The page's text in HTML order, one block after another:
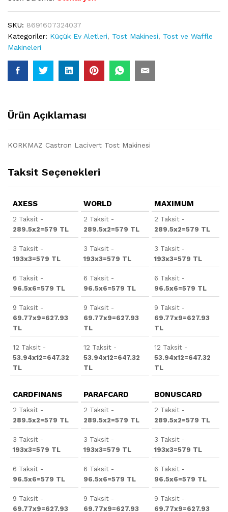
SKU: 8691607324037
Kategoriler: Küçük Ev Aletleri, Tost Makinesi, Tost ve Waffle
Makineleri
Ürün Açıklaması
KORKMAZ Castron Lacivert Tost Makinesi
Taksit Seçenekleri
AXESS
2 Taksit -
289.5x2=579 TL
3 Taksit -
193x3=579 TL
6 Taksit -
96.5x6=579 TL
9 Taksit -
69.77x9=627.93
TL
12 Taksit -
53.94x12=647.32
TL
WORLD
2 Taksit -
289.5x2=579 TL
3 Taksit -
193x3=579 TL
6 Taksit -
96.5x6=579 TL
9 Taksit -
69.77x9=627.93
TL
12 Taksit -
53.94x12=647.32
TL
MAXIMUM
2 Taksit -
289.5x2=579 TL
3 Taksit -
193x3=579 TL
6 Taksit -
96.5x6=579 TL
9 Taksit -
69.77x9=627.93
TL
12 Taksit -
53.94x12=647.32
TL
CARDFINANS
2 Taksit -
289.5x2=579 TL
3 Taksit -
193x3=579 TL
6 Taksit -
96.5x6=579 TL
9 Taksit -
69.77x9=627.93
PARAFCARD
2 Taksit -
289.5x2=579 TL
3 Taksit -
193x3=579 TL
6 Taksit -
96.5x6=579 TL
9 Taksit -
69.77x9=627.93
BONUSCARD
2 Taksit -
289.5x2=579 TL
3 Taksit -
193x3=579 TL
6 Taksit -
96.5x6=579 TL
9 Taksit -
69.77x9=627.93